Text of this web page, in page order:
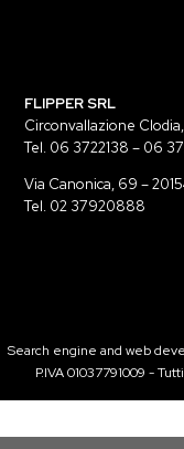
FLIPPER SRL
Circonvallazione
Tel. 06 3722138 – 06
Via Canonica, 69 –
Tel. 02 37920888
Search engine and web
P.IVA 01037791009 -